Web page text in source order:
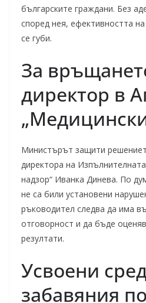
българските граждани. Без
според нея, ефективността
се губи.
За
директор в
Министърът защити
директора на
надзор“ Иванка Динева. По
не са били установени
ръководител следва да има
отговорност и да бъде
резултати.
Усвоени
забавяния